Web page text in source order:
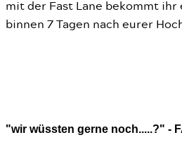
mit der Fast Lane bekommt ihr
binnen 7 Tagen nach eurer
"wir wüssten gerne noch.....?" -